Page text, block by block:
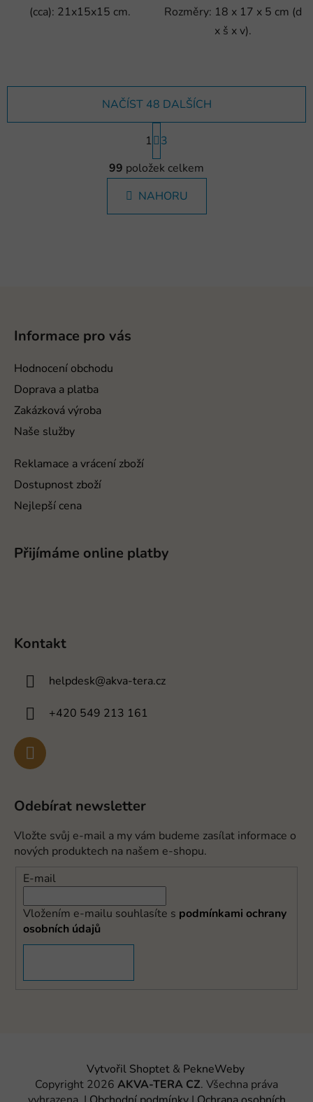
(cca): 21x15x15 cm.
Rozměry: 18 x 17 x 5 cm (d
x š x v).
O
v
l
á
d
NAČÍST 48 DALŠÍCH
S
t
r
á
n
k
1
3
99 položek celkem
NAHORU
Informace pro vás
Hodnocení obchodu
Doprava a platba
Zakázková výroba
Naše služby
Reklamace a vrácení zboží
Dostupnost zboží
Nejlepší cena
Přijímáme online platby
Kontakt
helpdesk@akva-tera.cz
+420 549 213 161
Odebírat newsletter
Vložte svůj e-mail a my vám budeme zasílat informace o
nových produktech na našem e-shopu.
E-mail
Vložením e-mailu souhlasíte s podmínkami ochrany
osobních údajů
Vytvořil Shoptet& PekneWeby
Copyright 2026 AKVA-TERA CZ. Všechna práva